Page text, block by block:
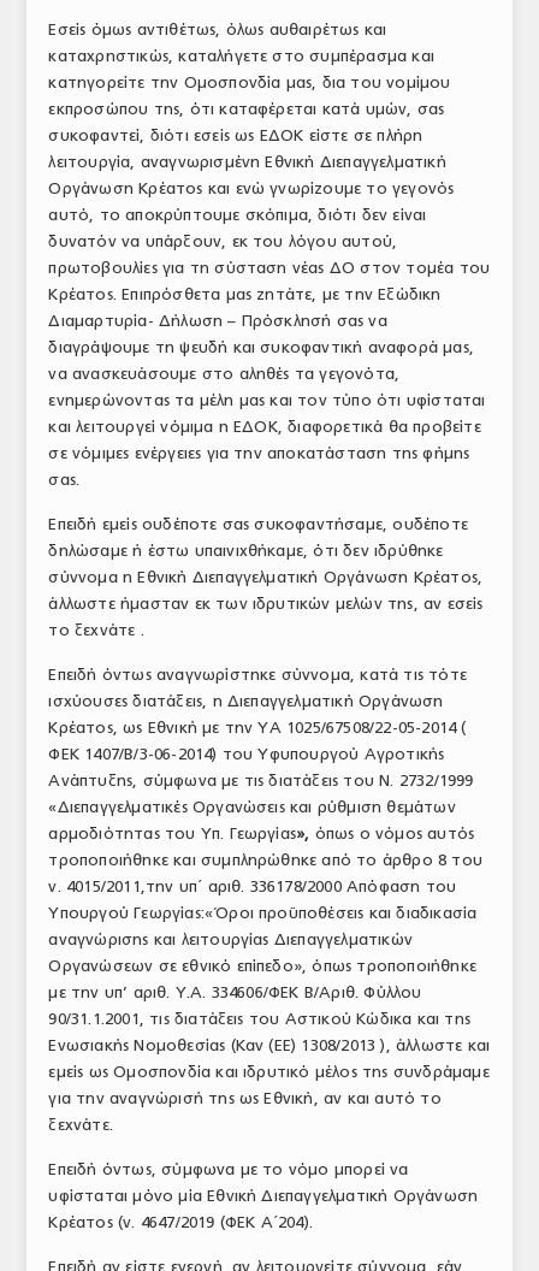
Εσείς όμως αντιθέτως, όλως αυθαιρέτως και
καταχρηστικώς, καταλήγετε στο συμπέρασμα και
κατηγορείτε την Ομοσπονδία μας, δια του νομίμου
εκπροσώπου της, ότι καταφέρεται κατά υμών, σας
συκοφαντεί, διότι εσείς ως ΕΔΟΚ είστε σε πλήρη
λειτουργία, αναγνωρισμένη Εθνική Διεπαγγελματική
Οργάνωση Κρέατος και ενώ γνωρίζουμε το γεγονός
αυτό, το αποκρύπτουμε σκόπιμα, διότι δεν είναι
δυνατόν να υπάρξουν, εκ του λόγου αυτού,
πρωτοβουλίες για τη σύσταση νέας ΔΟ στον τομέα του
Κρέατος. Επιπρόσθετα μας ζητάτε, με την Εξώδικη
Διαμαρτυρία- Δήλωση – Πρόσκλησή σας να
διαγράψουμε τη ψευδή και συκοφαντική αναφορά μας,
να ανασκευάσουμε στο αληθές τα γεγονότα,
ενημερώνοντας τα μέλη μας και τον τύπο ότι υφίσταται
και λειτουργεί νόμιμα η ΕΔΟΚ, διαφορετικά θα προβείτε
σε νόμιμες ενέργειες για την αποκατάσταση της φήμης
σας.
Επειδή εμείς ουδέποτε σας συκοφαντήσαμε, ουδέποτε
δηλώσαμε ή έστω υπαινιχθήκαμε, ότι δεν ιδρύθηκε
σύννομα η Εθνική Διεπαγγελματική Οργάνωση Κρέατος,
άλλωστε ήμασταν εκ των ιδρυτικών μελών της, αν εσείς
το ξεχνάτε .
Επειδή όντως αναγνωρίστηκε σύννομα, κατά τις τότε
ισχύουσες διατάξεις, η Διεπαγγελματική Οργάνωση
Κρέατος, ως Εθνική με την ΥΑ 1025/67508/22-05-2014 (
ΦΕΚ 1407/Β/3-06-2014) του Υφυπουργού Αγροτικής
Ανάπτυξης, σύμφωνα με τις διατάξεις του Ν. 2732/1999
«Διεπαγγελματικές Οργανώσεις και ρύθμιση θεμάτων
αρμοδιότητας του Υπ. Γεωργίας», όπως ο νόμος αυτός
τροποποιήθηκε και συμπληρώθηκε από το άρθρο 8 του
ν. 4015/2011,την υπ΄ αριθ. 336178/2000 Απόφαση του
Υπουργού Γεωργίας:«Όροι προϋποθέσεις και διαδικασία
αναγνώρισης και λειτουργίας Διεπαγγελματικών
Οργανώσεων σε εθνικό επίπεδο», όπως τροποποιήθηκε
με την υπ’ αριθ. Υ.Α. 334606/ΦΕΚ Β/Αριθ. Φύλλου
90/31.1.2001, τις διατάξεις του Αστικού Κώδικα και της
Ενωσιακής Νομοθεσίας (Καν (ΕΕ) 1308/2013 ), άλλωστε και
εμείς ως Ομοσπονδία και ιδρυτικό μέλος της συνδράμαμε
για την αναγνώρισή της ως Εθνική, αν και αυτό το
ξεχνάτε.
Επειδή όντως, σύμφωνα με το νόμο μπορεί να
υφίσταται μόνο μία Εθνική Διεπαγγελματική Οργάνωση
Κρέατος (ν. 4647/2019 (ΦΕΚ Α΄204).
Επειδή αν είστε ενεργή, αν λειτουργείτε σύννομα, εάν